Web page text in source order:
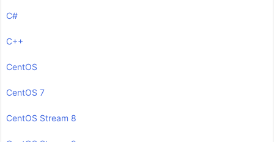
C#
C++
CentOS
CentOS 7
CentOS Stream 8